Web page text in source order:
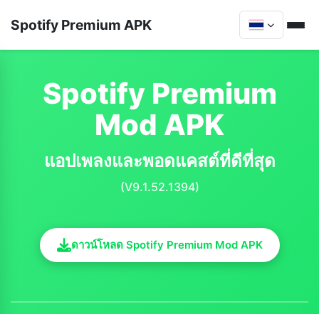
Spotify Premium APK
Spotify Premium
Mod APK
แอปเพลงและพอดแคสต์ที่ดีที่สุด
(V9.1.52.1394)
ดาวน์โหลด Spotify Premium Mod APK